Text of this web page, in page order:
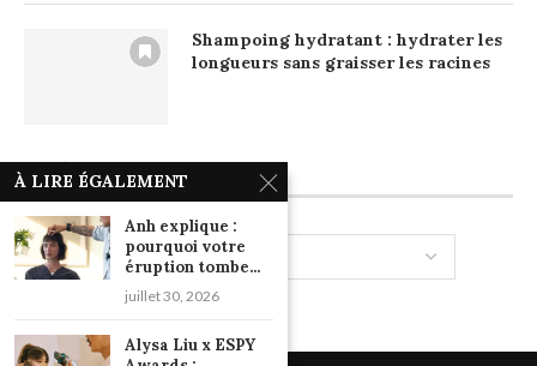
Shampoing hydratant : hydrater les
longueurs sans graisser les racines
CATÉGORIES
À LIRE ÉGALEMENT
Anh explique :
pourquoi votre
éruption tombe...
juillet 30, 2026
Alysa Liu x ESPY